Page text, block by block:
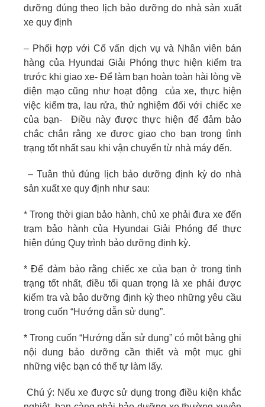
dưỡng đúng theo lịch bảo dưỡng do nhà sản xuất
xe quy định
– Phối hợp với Cố vấn dịch vụ và Nhân viên bán
hàng của Hyundai Giải Phóng thực hiện kiểm tra
trước khi giao xe- Ðể làm bạn hoàn toàn hài lòng về
diện mạo cũng như hoạt động của xe, thực hiện
việc kiểm tra, lau rửa, thử nghiệm đối với chiếc xe
của bạn- Ðiều này được thực hiện để đảm bảo
chắc chắn rằng xe được giao cho bạn trong tình
trạng tốt nhất sau khi vận chuyển từ nhà máy đến.
– Tuân thủ đúng lịch bảo dưỡng định kỳ do nhà
sản xuất xe quy định như sau:
* Trong thời gian bảo hành, chủ xe phải đưa xe đến
trạm bảo hành của Hyundai Giải Phóng để thực
hiện đúng Quy trình bảo dưỡng định kỳ.
* Ðể đảm bảo rằng chiếc xe của bạn ở trong tình
trạng tốt nhất, điều tối quan trọng là xe phải được
kiểm tra và bảo dưỡng định kỳ theo những yêu cầu
trong cuốn “Hướng dẫn sử dụng”.
* Trong cuốn “Hướng dẫn sử dụng” có một bảng ghi
nội dung bảo dưỡng cần thiết và một mục ghi
những việc bạn có thể tự làm lấy.
Chú ý: Nếu xe được sử dụng trong điều kiện khắc